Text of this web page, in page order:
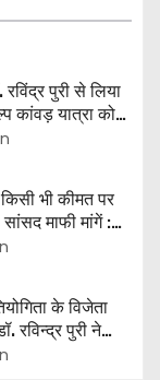
पुरी से लिया
कांवड़ यात्रा को
भी कीमत पर
सांसद माफी मांगें :
के विजेता
रविन्द्र पुरी ने